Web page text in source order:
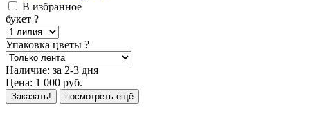
В избранное
букет ?
Упаковка цветы ?
Наличие: за 2-3 дня
Цена: 1 000 руб.
Заказать! посмотреть ещё